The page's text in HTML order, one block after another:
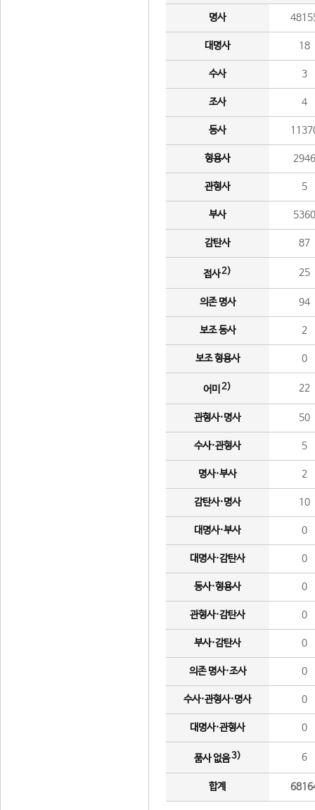
명사
대명사 18
수사 3
조사 4
동사
형용사 2946
관형사 5
부사 5360
감탄사 87
접사2) 25
의존 명사 94
보조 동사 2
보조 형용사 0
어미 2) 22
관형사·명사 50
수사·관형사 5
명사·부사 2
감탄사·명사 10
대명사·부사 0
대명사·감탄사 0
동사·형용사 0
관형사·감탄사 0
부사·감탄사 0
의존 명사·조사 0
수사·관형사·명사 0
대명사·관형사 0
품사 없음3) 6
합계